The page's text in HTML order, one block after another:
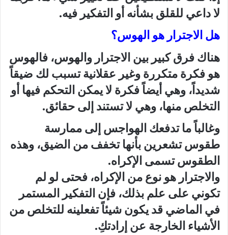
لا داعي للقلق بشأنه أو التفكير فيه.
هل الاجترار هو الهوس؟
هناك فرق كبير بين الاجترار والهوس، فالهوس
هو فكرة متكررة وغير عقلانية تسبب لك ضيقاً
شديداً، وهي أيضاً فكرة لا يمكن التحكم فيها أو
التخلص منها، وهي لا تستند إلى حقائق.
وغالباً ما تدفعك الهواجس إلى ممارسة
طقوس تشعرين بأنها تخفف من الضيق، وهذه
الطقوس تسمى الإكراه.
والاجترار هو نوع من الإكراه، فحتى لو لم
تكوني على علم بذلك، فإن التفكير المستمر
في الماضي قد يكون شيئاً تفعلينه للتخلص من
الأشياء الخارجة عن إرادتكِ.